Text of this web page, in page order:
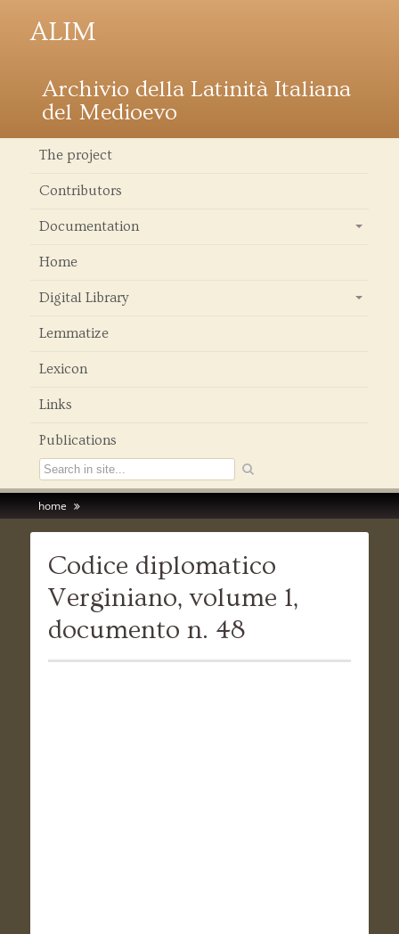
ALIM
Archivio della Latinità Italiana
del Medioevo
The project
Contributors
Documentation
Home
Digital Library
Lemmatize
Lexicon
Links
Publications
home
Codice diplomatico
Verginiano, volume 1,
documento n. 48